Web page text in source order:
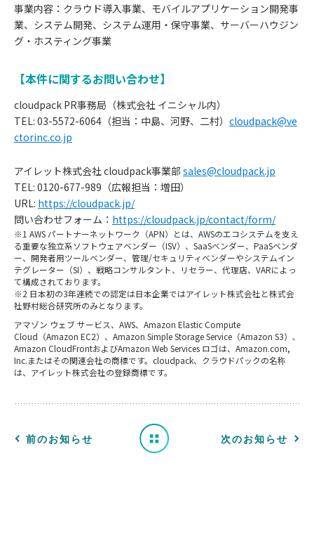
事業内容：クラウド導入事業、モバイルアプリケーション開発事
業、システム開発、システム運用・保守事業、サーバーハウジン
グ・ホスティング事業
【本件に関するお問い合わせ】
cloudpack PR事務局（株式会社 イニシャル内）
TEL: 03-5572-6064（担当：中島、河野、二村） cloudpack@ve
ctorinc.co.jp
アイレット株式会社 cloudpack事業部 sales@cloudpack.jp
TEL: 0120-677-989（広報担当：増田）
URL: https://cloudpack.jp/
問い合わせフォーム： https://cloudpack.jp/contact/form/
※1 AWS パートナーネットワーク（APN）とは、AWSのエコシステムを支え
る重要な独立系ソフトウェアベンダー（ISV）、SaaSベンダー、PaaSベンダ
ー、開発者用ツールベンダー、管理/セキュリティベンダーやシステムイン
テグレーター（SI）、戦略コンサルタント、リセラー、代理店、VARによっ
て構成されております。
※2 日本初の3年連続での認定は日本企業ではアイレット株式会社と株式会
社野村総合研究所のみとなります。
アマゾン ウェブ サービス、AWS、Amazon Elastic Compute
Cloud（Amazon EC2）、Amazon Simple Storage Service（Amazon S3）､
Amazon CloudFrontおよびAmazon Web Services ロゴは、Amazon.com,
Inc.またはその関連会社の商標です。cloudpack、クラウドパックの名称
は、アイレット株式会社の登録商標です。
前のお知らせ
知
ら
せ
一 次のお知らせ